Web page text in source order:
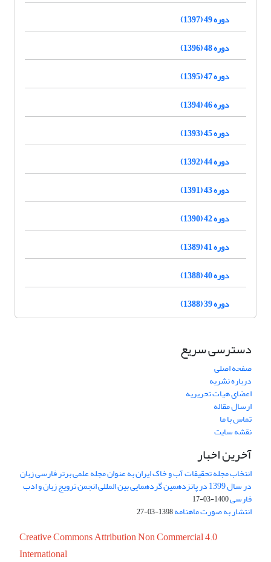
دوره 49 (1397)
دوره 48 (1396)
دوره 47 (1395)
دوره 46 (1394)
دوره 45 (1393)
دوره 44 (1392)
دوره 43 (1391)
دوره 42 (1390)
دوره 41 (1389)
دوره 40 (1388)
دوره 39 (1388)
دسترسی سریع
صفحه اصلی
درباره نشریه
اعضای هیات تحریریه
ارسال مقاله
تماس با ما
نقشه سایت
آخرین اخبار
انتخاب مجله تحقیقات آب و خاک ایران به عنوان مجله علمی برتر فارسی زبان
در سال 1399 در پانزدهمین گردهمایی بین المللی انجمن ترویج زبان و ادب
فارسی1400-03-17
انتشار به صورت ماهنامه1398-03-27
Creative Commons Attribution Non Commercial 4.0
International